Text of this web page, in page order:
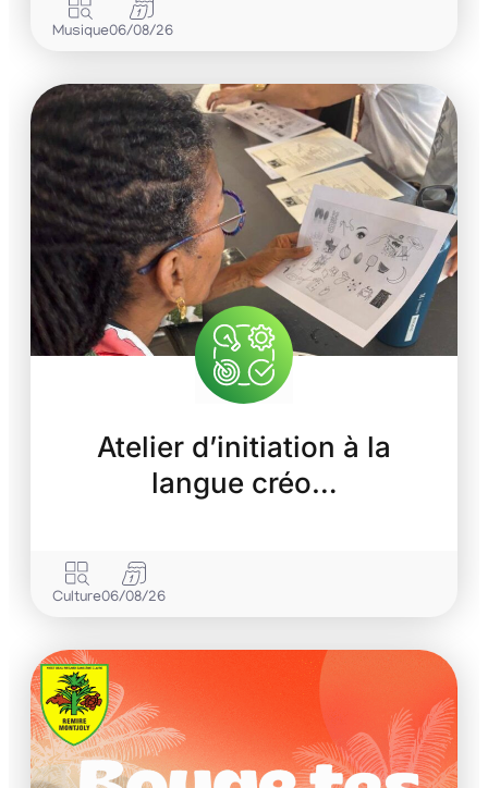
Musique06/08/26
Atelier d’initiation à la
langue créo…
Culture06/08/26